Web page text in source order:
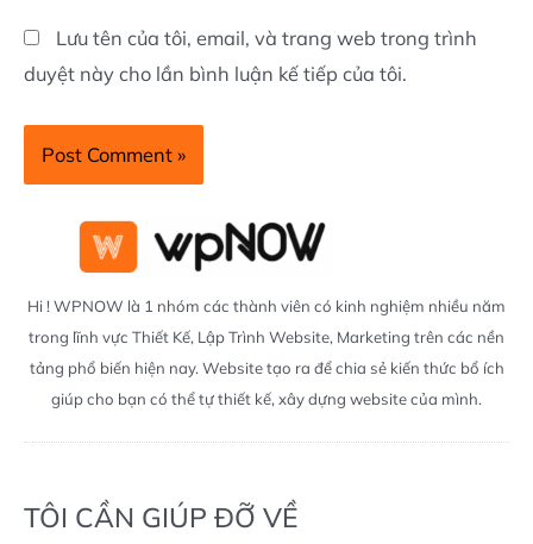
Lưu tên của tôi, email, và trang web trong trình
duyệt này cho lần bình luận kế tiếp của tôi.
Hi ! WPNOW là 1 nhóm các thành viên có kinh nghiệm nhiều năm
trong lĩnh vực Thiết Kế, Lập Trình Website, Marketing trên các nền
tảng phổ biến hiện nay. Website tạo ra để chia sẻ kiến thức bổ ích
giúp cho bạn có thể tự thiết kế, xây dựng website của mình.
TÔI CẦN GIÚP ĐỠ VỀ